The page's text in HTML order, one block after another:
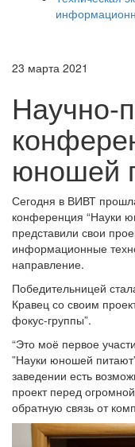
23 марта 2021
Научно-
юношей
Сегодня в ВИВТ
конференция “Науки
представили свои
информационные
направление.
Победительницей
Кравец со своим
фокус-группы”.
“Это моё первое
”Науки юношей
заведении есть
проект перед
обратную связь от